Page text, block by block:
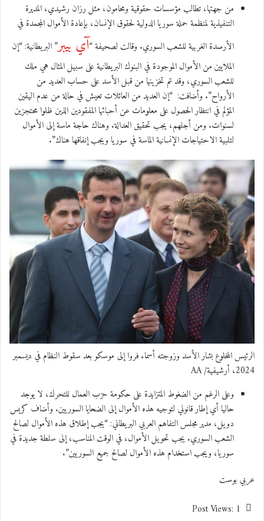
من جهتها، تطالب مؤسسات حقوقية ومحامون، مثل رزان رشيدي، المديرة
التنفيذية لمنظمة حملة سوريا الدولية لحقوق الإنسان، بإعادة الأموال المجمدة في
الأرصدة الغربية للشعب السوري. وقالت لصحيفة “آي بيبر” البريطانية: “إن
الملايين من الأموال الموجودة في البنوك البريطانية على سبيل المثال هي ملك
للشعب السوري، وقد تم تخزينها من قبل الأسد على حساب العديد من
الأرواح”. وأضافت: “إن العديد من العائلات تعيش في حالة من عدم اليقين
المؤلم في انتظار الحصول على معلومات عن أحبائها المفقودين الذين ظلوا محتجزين
لسنوات. ومن أجلهم، يجب تحقيق العدالة. وهناك حاجة ماسة إلى الأموال
لتلبية الاحتياجات الإنسانية الماسة في سوريا ويجب إنفاقها هناك”.
الرئيس المخلوع بشار الأسد وزوجته أسماء فروا إلى موسكو بعد سقوط النظام في ديسمبر
2024، أرشيفية/ AA
وعلى الرغم من الضغوط المتزايدة على حكومة حزب العمال للتحرك، لا يوجد
حاليا أي إطار قانوني لتوجيه هذه الأموال إلى الضحايا السوريين. وأضاف كريس
دويل، مدير مجلس التفاهم العربي البريطاني: “يجب إطلاق هذه الأموال لصالح
الشعب السوري. يجب تحويل الأموال، في الوقت المناسب، إلى سلطة جديدة في
سوريا، ويجب استخدام هذه الأموال لصالح جميع السوريين”.
عربي بوست
Post Views: 1